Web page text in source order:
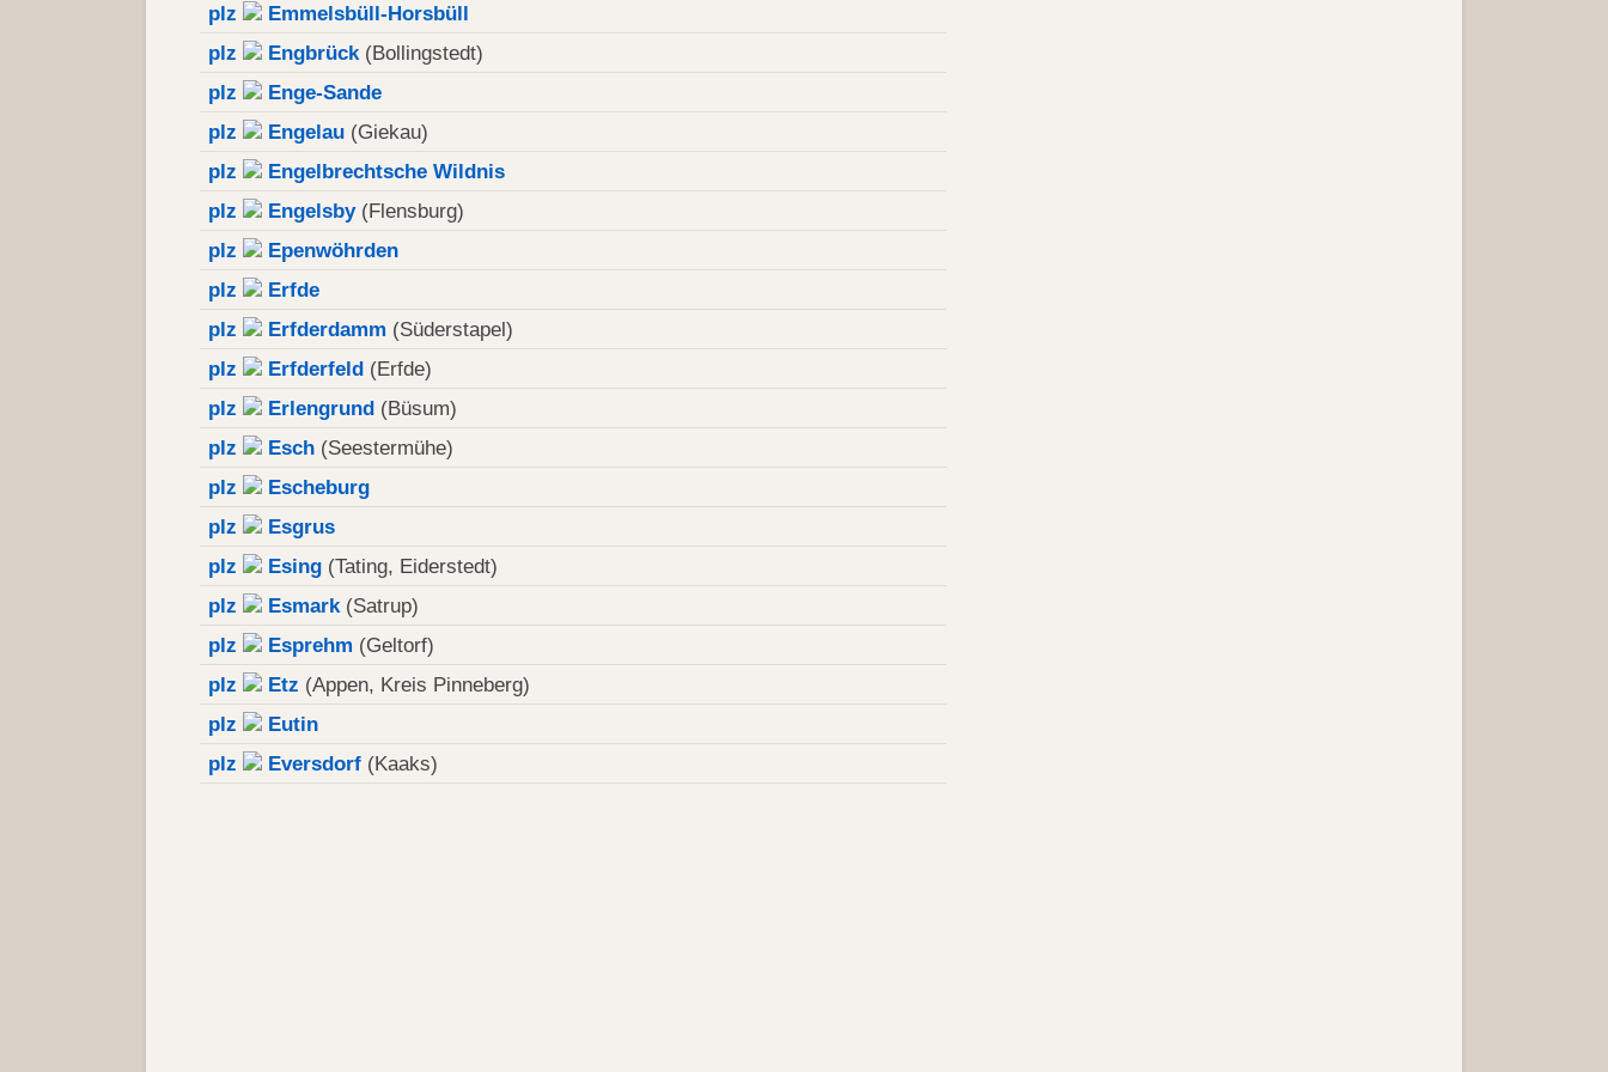
plz
Emmelsbüll-Horsbüll
plz
Engbrück(Bollingstedt)
plz
Enge-Sande
plz
Engelau (Giekau)
plz
Engelbrechtsche Wildnis
plz
Engelsby(Flensburg)
plz
Epenwöhrden
plz
Erfde
plz
Erfderdamm (Süderstapel)
plz
Erfderfeld (Erfde)
plz
Erlengrund (Büsum)
plz
Esch (Seestermühe)
plz
Escheburg
plz
Esgrus
plz
Esing (Tating, Eiderstedt)
plz
Esmark(Satrup)
plz
Esprehm (Geltorf)
plz
Etz (Appen, Kreis Pinneberg)
plz
Eutin
plz
Eversdorf (Kaaks)